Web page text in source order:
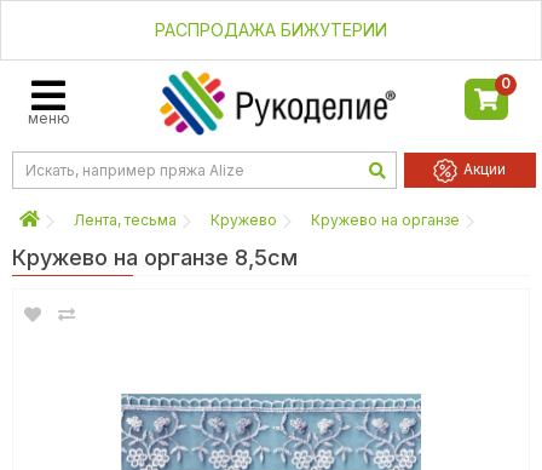
РАСПРОДАЖА БИЖУТЕРИИ
меню
0
Акции
Лента, тесьма Кружево Кружево на органзе
Кружево на органзе 8,5см